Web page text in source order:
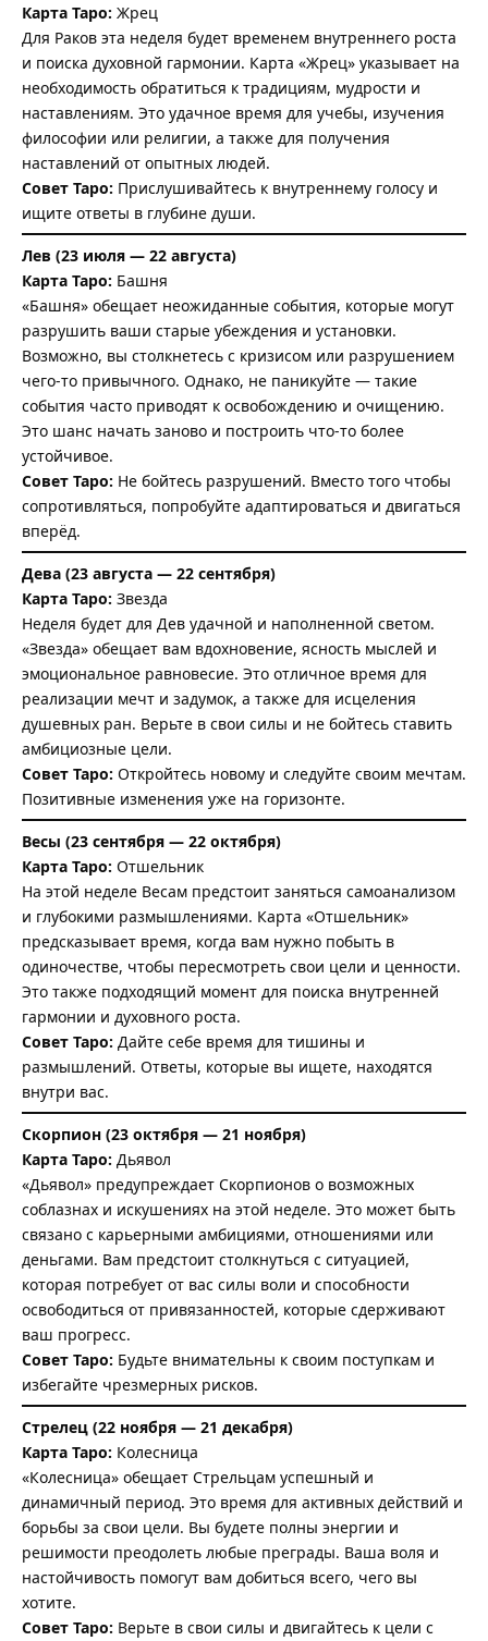
Карта Таро: Жрец
Для Раков эта неделя будет временем внутреннего роста
и поиска духовной гармонии. Карта «Жрец» указывает на
необходимость обратиться к традициям, мудрости и
наставлениям. Это удачное время для учебы, изучения
философии или религии, а также для получения
наставлений от опытных людей.
Совет Таро: Прислушивайтесь к внутреннему голосу и
ищите ответы в глубине души.
Лев (23 июля — 22 августа)
Карта Таро: Башня
«Башня» обещает неожиданные события, которые могут
разрушить ваши старые убеждения и установки.
Возможно, вы столкнетесь с кризисом или разрушением
чего-то привычного. Однако, не паникуйте — такие
события часто приводят к освобождению и очищению.
Это шанс начать заново и построить что-то более
устойчивое.
Совет Таро: Не бойтесь разрушений. Вместо того чтобы
сопротивляться, попробуйте адаптироваться и двигаться
вперёд.
Дева (23 августа — 22 сентября)
Карта Таро: Звезда
Неделя будет для Дев удачной и наполненной светом.
«Звезда» обещает вам вдохновение, ясность мыслей и
эмоциональное равновесие. Это отличное время для
реализации мечт и задумок, а также для исцеления
душевных ран. Верьте в свои силы и не бойтесь ставить
амбициозные цели.
Совет Таро: Откройтесь новому и следуйте своим мечтам.
Позитивные изменения уже на горизонте.
Весы (23 сентября — 22 октября)
Карта Таро: Отшельник
На этой неделе Весам предстоит заняться самоанализом
и глубокими размышлениями. Карта «Отшельник»
предсказывает время, когда вам нужно побыть в
одиночестве, чтобы пересмотреть свои цели и ценности.
Это также подходящий момент для поиска внутренней
гармонии и духовного роста.
Совет Таро: Дайте себе время для тишины и
размышлений. Ответы, которые вы ищете, находятся
внутри вас.
Скорпион (23 октября — 21 ноября)
Карта Таро: Дьявол
«Дьявол» предупреждает Скорпионов о возможных
соблазнах и искушениях на этой неделе. Это может быть
связано с карьерными амбициями, отношениями или
деньгами. Вам предстоит столкнуться с ситуацией,
которая потребует от вас силы воли и способности
освободиться от привязанностей, которые сдерживают
ваш прогресс.
Совет Таро: Будьте внимательны к своим поступкам и
избегайте чрезмерных рисков.
Стрелец (22 ноября — 21 декабря)
Карта Таро: Колесница
«Колесница» обещает Стрельцам успешный и
динамичный период. Это время для активных действий и
борьбы за свои цели. Вы будете полны энергии и
решимости преодолеть любые преграды. Ваша воля и
настойчивость помогут вам добиться всего, чего вы
хотите.
Совет Таро: Верьте в свои силы и двигайтесь к цели с